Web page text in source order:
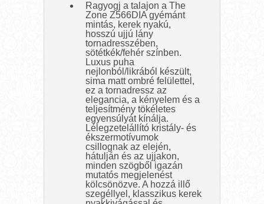
Ragyogj a talajon a The
Zone Z566DIA gyémánt
mintás, kerek nyakú,
hosszú ujjú lány
tornadresszében,
sötétkék/fehér színben.
Luxus puha
nejlonból/likrából készült,
sima matt ombré felülettel,
ez a tornadressz az
elegancia, a kényelem és a
teljesítmény tökéletes
egyensúlyát kínálja.
Lélegzetelállító kristály- és
ékszermotívumok
csillognak az elején,
hátulján és az ujjakon,
minden szögből igazán
mutatós megjelenést
kölcsönözve. A hozzá illő
szegéllyel, klasszikus kerek